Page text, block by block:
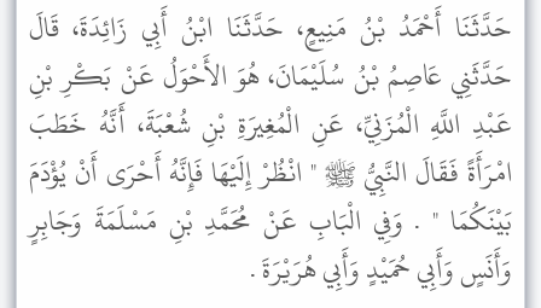
حَدَّثَنَا أَحْمَدُ بْنُ مَنِيعٍ، حَدَّثَنَا ابْنُ أَبِي زَائِدَةَ، قَالَ
حَدَّثَنِي عَاصِمُ بْنُ سُلَيْمَانَ، هُوَ الأَحْوَلُ عَنْ بَكْرِ بْنِ
عَبْدِ اللَّهِ الْمُزَنِيِّ، عَنِ الْمُغِيرَةِ بْنِ شُعْبَةَ، أَنَّهُ خَطَبَ
امْرَأَةً فَقَالَ النَّبِيُّ ﷺ " انْظُرْ إِلَيْهَا فَإِنَّهُ أَحْرَى أَنْ يُؤْدَمَ
بَيْنَكُمَا " . وَفِي الْبَابِ عَنْ مُحَمَّدِ بْنِ مَسْلَمَةَ وَجَابِرٍ
وَأَنَسٍ وَأَبِي حُمَيْدٍ وَأَبِي هُرَيْرَةَ .